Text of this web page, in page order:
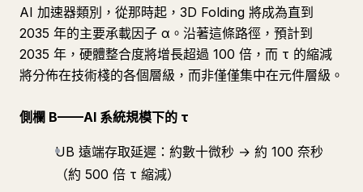
AI 加速器類別，從那時起，3D Folding 將成為直到
2035 年的主要承載因子 α。沿著這條路徑，預計到
2035 年，硬體整合度將增長超過 100 倍，而 τ 的縮減
將分佈在技術棧的各個層級，而非僅僅集中在元件層級。
側欄 B——AI 系統規模下的 τ
UB 遠端存取延遲：約數十微秒 → 約 100 奈秒
（約 500 倍 τ 縮減）